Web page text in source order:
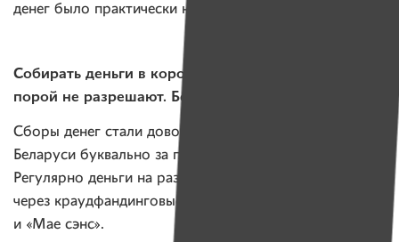
денег было практически невозможно.
Собирать деньги в коробку не запрещено, но
порой не разрешают. Без внятных объяснений
Сборы денег стали довольно популярным явлением в
Беларуси буквально за последние несколько лет.
Регулярно деньги на разные проекты собираются
через краудфандинговые площадки «Улей», «Талака»
и «Мае сэнс».